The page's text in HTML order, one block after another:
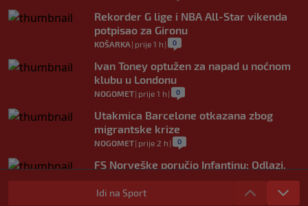
Rekorder G lige i NBA All-Star vikenda
potpisao za Gironu
KOŠARKA | prije 1 h | 0
Ivan Toney optužen za napad u noćnom
klubu u Londonu
NOGOMET| prije 1 h | 0
Utakmica Barcelone otkazana zbog
migrantske krize
NOGOMET| prije 2 h | 0
FS Norveške poručio Infantinu: Odlazi,
NOGOMET|prije 2 h
Idi na Sport